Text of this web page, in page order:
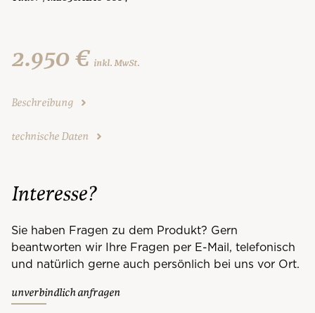
2.950 € inkl. MwSt.
Beschreibung
technische Daten
Interesse?
Sie haben Fragen zu dem Produkt? Gern
beantworten wir Ihre Fragen per E-Mail, telefonisch
und natürlich gerne auch persönlich bei uns vor Ort.
unverbindlich anfragen